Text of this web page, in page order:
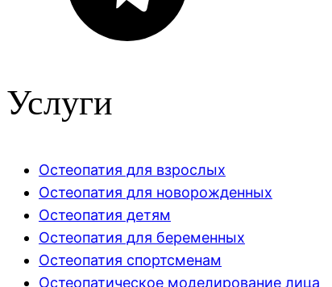
Услуги
Остеопатия для взрослых
Остеопатия для новорожденных
Остеопатия детям
Остеопатия для беременных
Остеопатия спортсменам
Остеопатическое моделирование лица